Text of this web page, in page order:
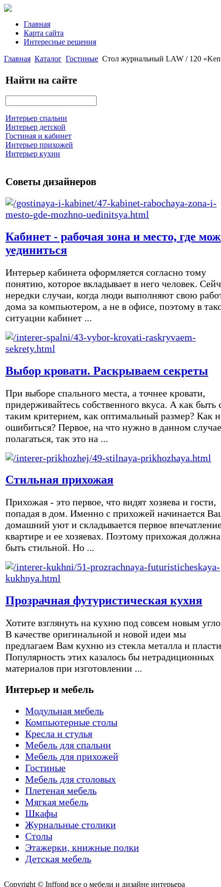
Главная
Карта сайта
Интересные решения
Главная Каталог Гостиные Стол журнальный LAW / 120
Найти на сайте
Интерьер спальни
Интерьер детской
Гостиная и кабинет
Интерьер прихожей
Интерьер кухни
Советы дизайнеров
Кабинет - рабочая зона и место, где
уединиться
Интерьер кабинета оформляется согласно тому
понятию, которое вкладывает в него человек.
нередки случаи, когда люди выполняют свою
дома за компьютером, а не в офисе, поэтому в
ситуации кабинет ...
Выбор кровати. Раскрываем секреты
При выборе спального места, а точнее кровати,
придерживайтесь собственного вкуса. А как быть
таким критерием, как оптимальный размер? Как
ошибиться? Первое, на что нужно в данном случае
полагаться, так это на ...
Стильная прихожая
Прихожая - это первое, что видят хозяева и гости,
попадая в дом. Именно с прихожей начинается
домашний уют и складывается первое
квартире и ее хозяевах. Поэтому прихожая должна
быть стильной. Но ...
Прозрачная футуристическая кухня
Хотите взглянуть на кухню под совсем новым
В качестве оригинальной и новой идеи мы
предлагаем Вам кухню из стекла металла и
Популярность этих казалось бы нетрадиционных
материалов при изготовлении ...
Интерьер и мебель
Модульная мебель
Компьютерные столы
Кресла и стулья
Мебель для спальни
Мебель для прихожей
Гостиные
Мебель для столовых
Плетеная мебель
Мягкая мебель
Шкафы
Журнальные столики
Столы
Этажерки, книжные полки
Детская мебель
Copyright © Inffond все о мебели и дизайне интерьера